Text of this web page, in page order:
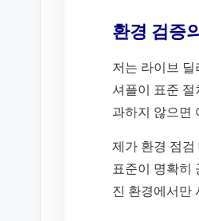
환경 검증
저는 라이브
셔플이 표준
과하지 않으면
제가 환경 점
표준이 명확히
진 환경에서만